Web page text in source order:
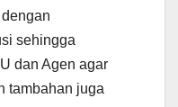
sehingga
dan Agen agar
tambahan juga